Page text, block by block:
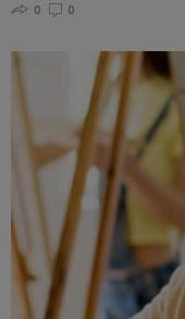
0
0